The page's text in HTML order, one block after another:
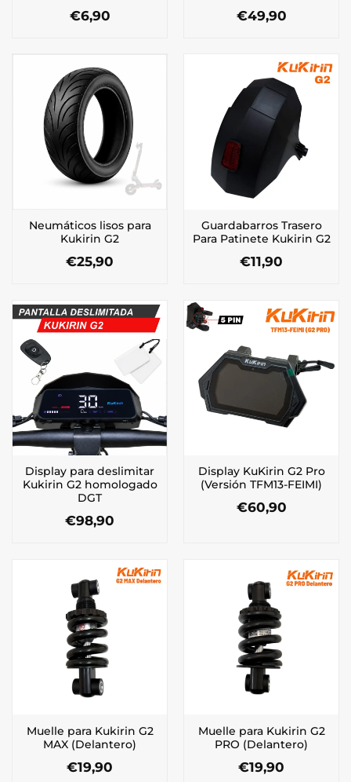
€6,90 €49,90
Neumáticos lisos para
Kukirin G2
€25,90
Guardabarros Trasero
Para Patinete Kukirin G2
€11,90
Display para deslimitar
Kukirin G2 homologado
DGT
€98,90
Display KuKirin G2 Pro
(Versión TFM13-FEIMI)
€60,90
Muelle para Kukirin G2
MAX (Delantero)
€19,90
Muelle para Kukirin G2
PRO (Delantero)
€19,90